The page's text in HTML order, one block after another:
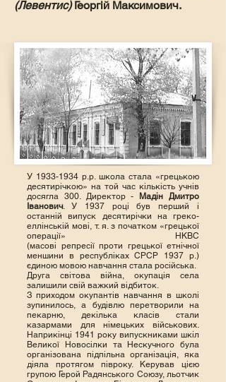
(Левентис)Георгій Максимович.
У 1933-1934 р.р. школа стала «грецькою
десятирічкою» на той час кількість учнів
досягла 300. Директор -
Мадін Дмитро
Іванович. У 1937 році був перший і
останній випуск десятирічки на греко-
еллінській мові, т. я. з початком «грецької
операції» НКВС
(масові репресіїпроти грецькоїетнічної
меншини в республіках СРСР 1937 р.)
єдиною мовою навчання стала російська.
Друга світова війна, окупація села
залишили свій важкий відбиток.
З приходом окупантів навчання в школі
зупинилось, а будівлю перетворили на
пекарню, декілька класів стали
казармами для німецьких військових.
Наприкінці 1941 року випускниками шкіл
Великої Новосілки та Нескучного була
організована підпільна організація, яка
діяла протягом півроку. Керував цією
групою Герой Радянського Союзу, льотчик